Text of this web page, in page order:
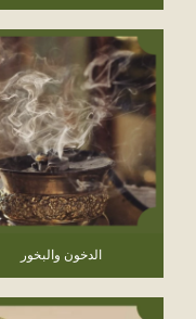
الدخون والبخور